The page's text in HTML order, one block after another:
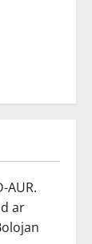
AUR.
ar